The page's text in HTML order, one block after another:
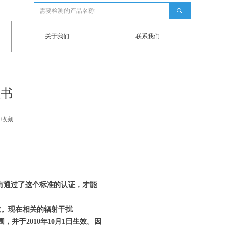
끠
关于我们 联系我们
通过了这个标准的认证，才能
。现在相关的辐射干扰
并于2010年10月1日生效。因
收藏